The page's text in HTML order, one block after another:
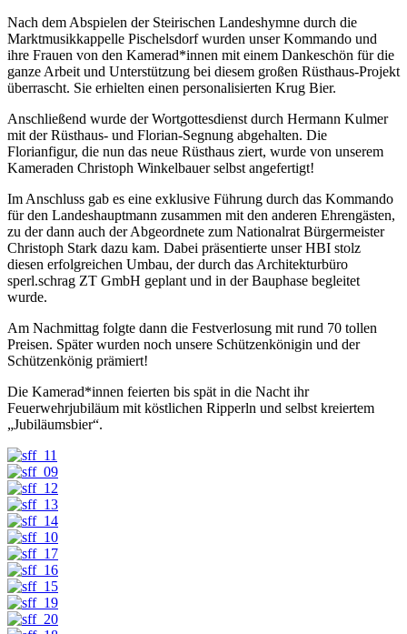
Nach dem Abspielen der Steirischen Landeshymne durch die
Marktmusikkappelle Pischelsdorf wurden unser Kommando und
ihre Frauen von den Kamerad*innen mit einem Dankeschön für die
ganze Arbeit und Unterstützung bei diesem großen Rüsthaus-Projekt
überrascht. Sie erhielten einen personalisierten Krug Bier.
Anschließend wurde der Wortgottesdienst durch Hermann Kulmer
mit der Rüsthaus- und Florian-Segnung abgehalten. Die
Florianfigur, die nun das neue Rüsthaus ziert, wurde von unserem
Kameraden Christoph Winkelbauer selbst angefertigt!
Im Anschluss gab es eine exklusive Führung durch das Kommando
für den Landeshauptmann zusammen mit den anderen Ehrengästen,
zu der dann auch der Abgeordnete zum Nationalrat Bürgermeister
Christoph Stark dazu kam. Dabei präsentierte unser HBI stolz
diesen erfolgreichen Umbau, der durch das Architekturbüro
sperl.schrag ZT GmbH geplant und in der Bauphase begleitet
wurde.
Am Nachmittag folgte dann die Festverlosung mit rund 70 tollen
Preisen. Später wurden noch unsere Schützenkönigin und der
Schützenkönig prämiert!
Die Kamerad*innen feierten bis spät in die Nacht ihr
Feuerwehrjubiläum mit köstlichen Ripperln und selbst kreiertem
„Jubiläumsbier“.